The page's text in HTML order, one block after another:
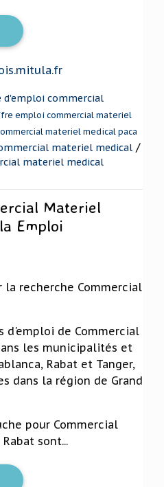
commercial
emploi commercial materiel
materiel medical paca
materiel medical /
materiel medical
Materiel
Emploi
la recherche Commercial
d'emploi de Commercial
les municipalités et
Rabat et Tanger,
dans la région de Grand
pour Commercial
sont...